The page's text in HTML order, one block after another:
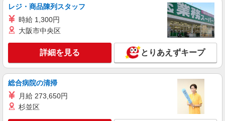
キープ 詳細を見る
アルバイト パート
ピザハット 高松屋島店
ピザの宅配／デリバリー・配達
時給1,150円以上 平日 時給1,150円以上 高校
詳細を見る
レジ・商品陳列スタッフ
時給 1,300円
大阪市中央区
詳細を見る とりあえずキープ
総合病院の清掃
月給 273,650円
杉並区